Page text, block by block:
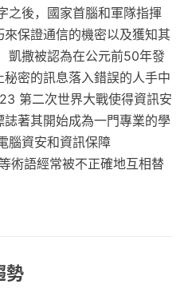
之後，國家首腦和軍隊指揮
保證通信的機密以及獲知其
凱撒被認為在公元前50年發
密的訊息落入錯誤的人手中
第二次世界大戰使得資訊安
著其開始成為一門專業的學
腦資安和資訊保障
術語經常被不正確地互相替
勢